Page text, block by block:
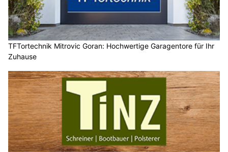
TFTortechnik Mitrovic Goran: Hochwertige Garagentore für Ihr
Zuhause